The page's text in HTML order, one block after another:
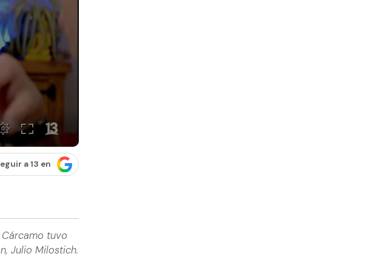
a 13 en
Cárcamo tuvo
Julio Milostich.